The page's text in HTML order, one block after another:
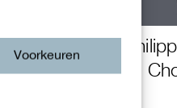
Voorkeuren Patek